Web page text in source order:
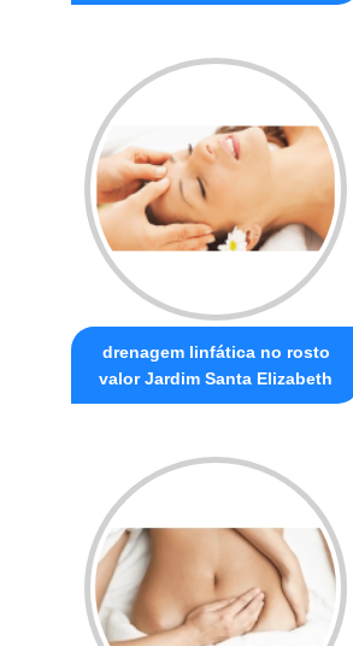
drenagem linfática no rosto
valor Jardim Santa Elizabeth